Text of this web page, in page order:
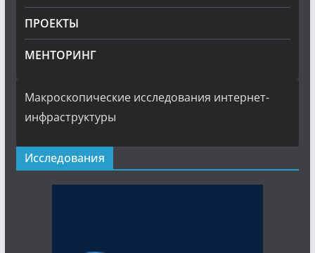
ПРОЕКТЫ
МЕНТОРИНГ
Макроскопические исследования интернет-
инфраструктуры
Исследования